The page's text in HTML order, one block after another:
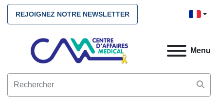
REJOIGNEZ NOTRE NEWSLETTER
Menu